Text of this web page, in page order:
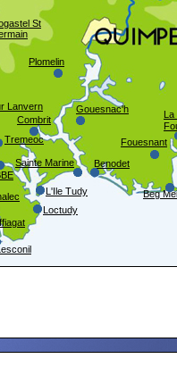
St
Plomelin
Lanvern
Combrit
Gouesnac'h
Fouesnant
Beg
Benodet
Sainte Marine
L'Ile Tudy
Loctudy
Tremeoc